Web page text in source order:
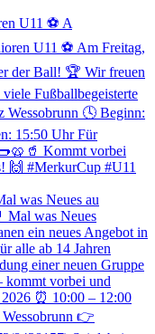
U11 ⚽️ A
was Neues au